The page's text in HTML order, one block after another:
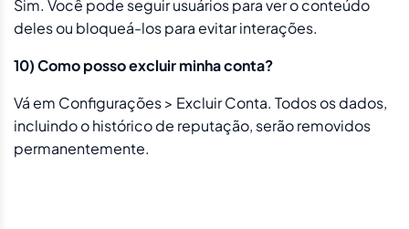
Sim. Você pode seguir usuários para ver o conteúdo
deles ou bloqueá-los para evitar interações.
10) Como posso excluir minha conta?
Vá em Configurações > Excluir Conta. Todos os dados,
incluindo o histórico de reputação, serão removidos
permanentemente.